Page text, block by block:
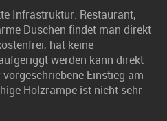
Infrastruktur. Restaurant,
Duschen findet man direkt
hat keine
werden kann direkt
Einstieg am
Holzrampe ist nicht sehr